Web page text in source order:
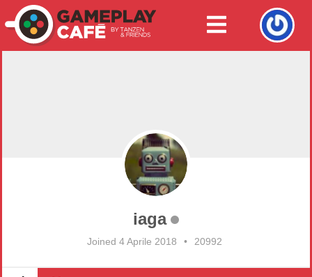
iaga
Joined 4 Aprile 2018 • 20992